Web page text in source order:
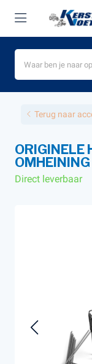
Terug naar
ORIGINELE
Direct leverbaar